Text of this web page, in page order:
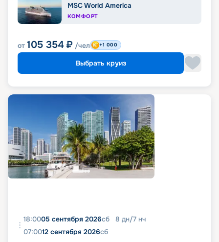
MSC World America
КОМФОРТ
от 105 354 ₽ /чел +1 000
Выбрать круиз
18:0005 сентября 2026сб 8 дн/7 нч
07:0012 сентября 2026сб